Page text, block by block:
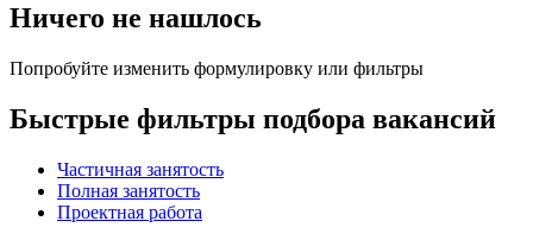
Ничего не нашлось
Попробуйте изменить формулировку или фильтры
Быстрые фильтры подбора вакансий
Частичная занятость
Полная занятость
Проектная работа